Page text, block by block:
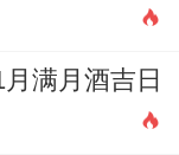
满月酒吉日